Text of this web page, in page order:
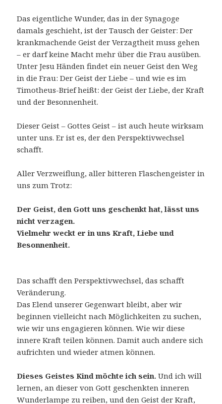
Das eigentliche Wunder, das in der Synagoge
damals geschieht, ist der Tausch der Geister: Der
krankmachende Geist der Verzagtheit muss gehen
– er darf keine Macht mehr über die Frau ausüben.
Unter Jesu Händen findet ein neuer Geist den Weg
in die Frau: Der Geist der Liebe – und wie es im
Timotheus-Brief heißt: der Geist der Liebe, der Kraft
und der Besonnenheit.
Dieser Geist – Gottes Geist – ist auch heute wirksam
unter uns. Er ist es, der den Perspektivwechsel
schafft.
Aller Verzweiflung, aller bitteren Flaschengeister in
uns zum Trotz:
Der Geist, den Gott uns geschenkt hat, lässt uns
nicht verzagen.
Vielmehr weckt er in uns Kraft, Liebe und
Besonnenheit.
Das schafft den Perspektivwechsel, das schafft
Veränderung.
Das Elend unserer Gegenwart bleibt, aber wir
beginnen vielleicht nach Möglichkeiten zu suchen,
wie wir uns engagieren können. Wie wir diese
innere Kraft teilen können. Damit auch andere sich
aufrichten und wieder atmen können.
Dieses Geistes Kind möchte ich sein.Und ich will
lernen, an dieser von Gott geschenkten inneren
Wunderlampe zu reiben, und den Geist der Kraft,